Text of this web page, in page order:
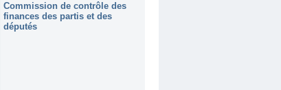
Commission de contrôle des
finances des partis et des
députés